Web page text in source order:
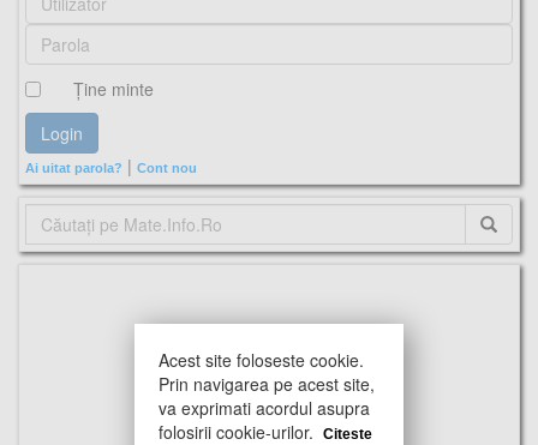
Ţine minte
Ai uitat parola? | Cont nou
Acest site foloseste cookie.
Prin navigarea pe acest site,
va exprimati acordul asupra
folosirii cookie-urilor.
Citeste